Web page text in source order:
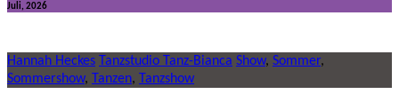
Juli, 2026
Hannah Heckes Tanzstudio Tanz-Bianca Show, Sommer,
Sommershow, Tanzen, Tanzshow